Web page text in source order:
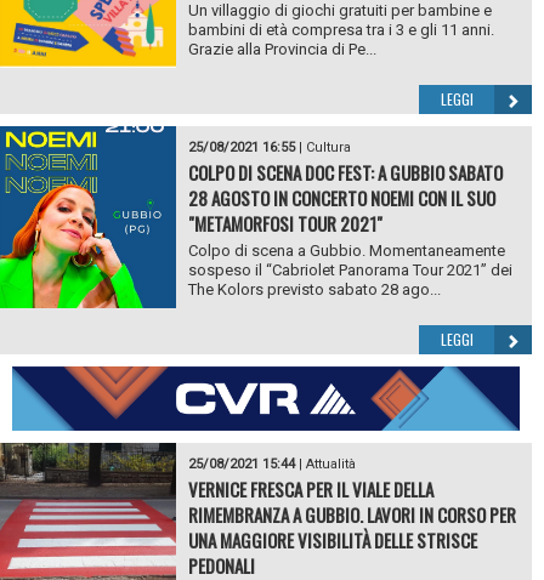
Un villaggio di giochi gratuiti per bambine e
bambini di età compresa tra i 3 e gli 11 anni.
Grazie alla Provincia di Pe...
LEGGI
25/08/2021 16:55| Cultura
COLPO DI SCENA DOC FEST: A GUBBIO SABATO
28 AGOSTO IN CONCERTO NOEMI CON IL SUO
"METAMORFOSI TOUR 2021"
Colpo di scena a Gubbio. Momentaneamente
sospeso il “Cabriolet Panorama Tour 2021” dei
The Kolors previsto sabato 28 ago...
LEGGI
25/08/2021 15:44| Attualità
VERNICE FRESCA PER IL VIALE DELLA
RIMEMBRANZA A GUBBIO. LAVORI IN CORSO PER
UNA MAGGIORE VISIBILITÀ DELLE STRISCE
PEDONALI